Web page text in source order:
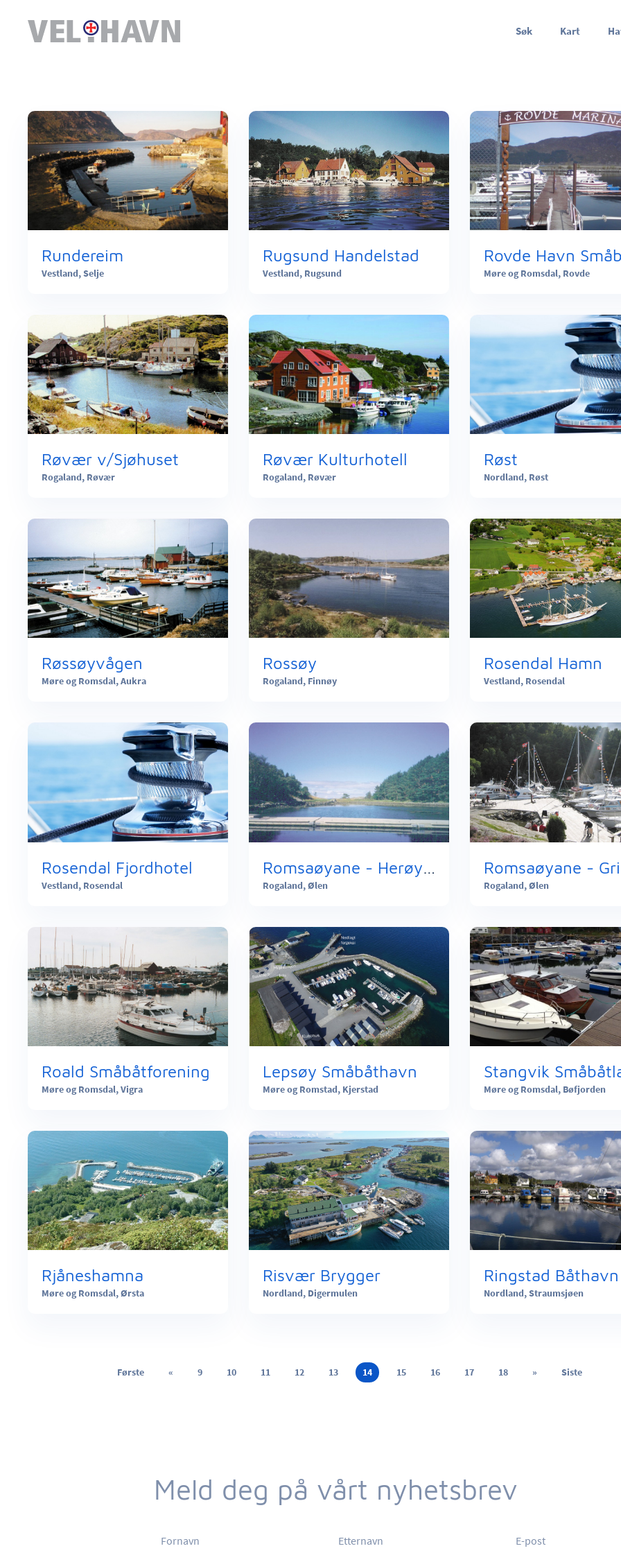
Søk Kart
Rundereim
Vestland,Selje
Rugsund Handelstad
Vestland, Rugsund Møre og Romsdal, Rovde
Røvær v/Sjøhuset
Rogaland, Røvær
Røvær Kulturhotell
Rogaland, Røvær
Røst
Nordland, Røst
Røssøyvågen
Møre og Romsdal,Aukra
Rossøy
Rogaland, Finnøy
Rosendal Hamn
Vestland, Rosendal
Rosendal Fjordhotel
Vestland, Rosendal Rogaland,Ølen Rogaland,Ølen
Roald Småbåtforening
Møre og Romsdal,Vigra
Lepsøy Småbåthavn
Møre og Romstad, Kjerstad
Stangvik
Møre og Romsdal, Bøfjorden
Rjåneshamna
Møre og Romsdal,Ørsta
Risvær Brygger
Nordland, Digermulen
Ringstad Båthavn
Nordland,Straumsjøen
Første « 9 10 11 12 13 14 15 16 17 18 » Siste
Meld deg på vårt nyhetsbrev